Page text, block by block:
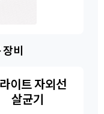
장비
이트 자외선
살균기